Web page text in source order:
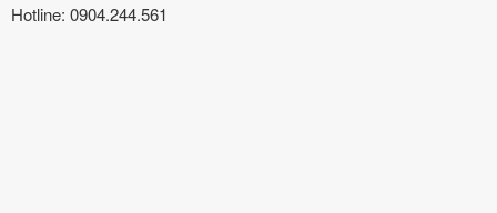
Hotline: 0904.244.561